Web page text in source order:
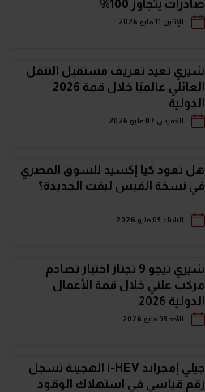
صادرات يتجاوز 100%
الإثنين 11 مايو 2026
شيري تعيد تعريف مستقبل التنقل
العائلي عالميًا خلال قمة 2026
الدولية
الخميس 07 مايو 2026
هل تعود كيا إكسيد للسوق المصري
في نسخة الفيس ليفت الجديدة؟
الثلاثاء 05 مايو 2026
شيري تيجو 9 تجتاز اختبار تصادم
مركب علني خلال قمة الأعمال
الدولية 2026
الأحد 03 مايو 2026
جيلي إمجراند i-HEV الهجينة تسجل
رقم قياسي في استهلاك الوقود